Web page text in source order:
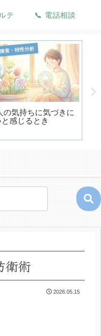
テ 📞 電話相談
害・特性分析
の気持ちに気づきに
と感じるとき
衛術
2026.05.15